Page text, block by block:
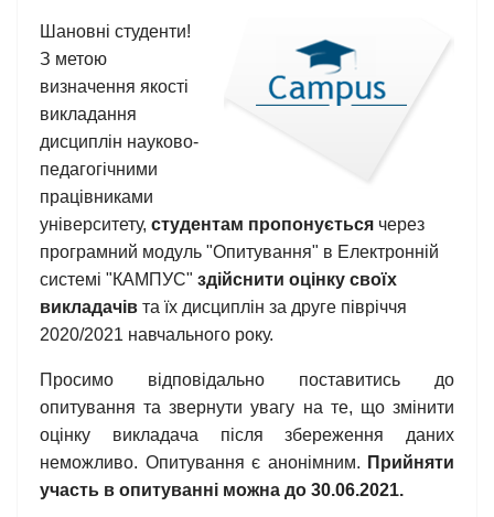
Шановні студенти!
З метою
визначення якості
викладання
дисциплін науково-
педагогічними
працівниками
університету, студентам пропонується через
програмний модуль "Опитування" в Електронній
системі "КАМПУС" здійснити оцінку своїх
викладачів та їх дисциплін за друге півріччя
2020/2021 навчального року.
Просимо відповідально поставитись до
опитування та звернути увагу на те, що змінити
оцінку викладача після збереження даних
неможливо. Опитування є анонімним. Прийняти
участь в опитуванні можна до 30.06.2021.